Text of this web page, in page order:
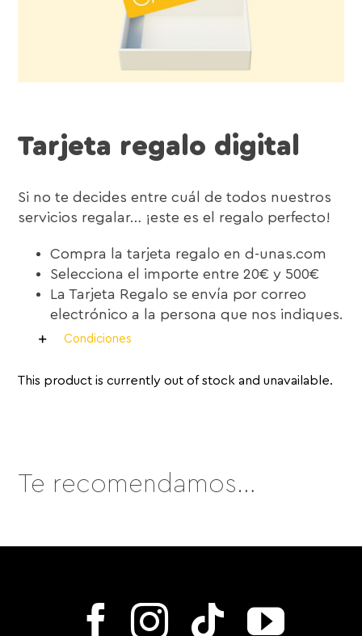
Tarjeta regalo digital
Si no te decides entre cuál de todos nuestros
servicios regalar… ¡este es el regalo perfecto!
Compra la tarjeta regalo en d-unas.com
Selecciona el importe entre 20€ y 500€
La Tarjeta Regalo se envía por correo
electrónico a la persona que nos indiques.
Condiciones
This product is currently out of stock and unavailable.
Te recomendamos…